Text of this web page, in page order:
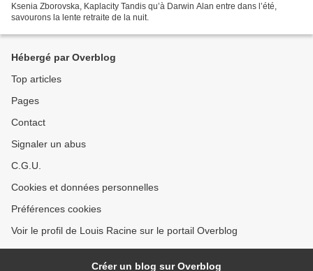
Ksenia Zborovska, Kaplacity Tandis qu’à Darwin Alan entre dans l’été,
savourons la lente retraite de la nuit.
Hébergé par Overblog
Top articles
Pages
Contact
Signaler un abus
C.G.U.
Cookies et données personnelles
Préférences cookies
Voir le profil de Louis Racine sur le portail Overblog
Créer un blog sur Overblog